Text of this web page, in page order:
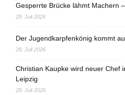
Gesperrte Brücke lähmt Machern
28. Juli 2026
Der Jugendkarpfenkönig kommt
28. Juli 2026
Christian Kaupke wird neuer Chef
Leipzig
28. Juli 2026